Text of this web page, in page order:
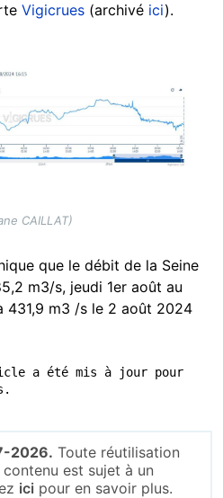
Vigicrues (archivé ici).
CAILLAT)
que le débit de la Seine
m3/s, jeudi 1er août au
431,9 m3 /s le 2 août 2024
a été mis à jour pour
2026. Toute réutilisation
est sujet à un
ici pour en savoir plus.